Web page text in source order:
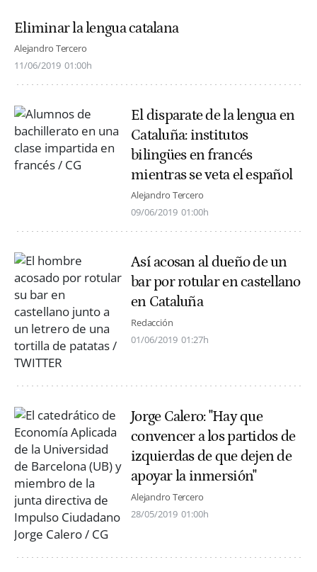
Eliminar la lengua catalana
Alejandro Tercero
11/06/2019 01:00h
El disparate de la lengua en
Cataluña: institutos
bilingües en francés
mientras se veta el español
Alejandro Tercero
09/06/2019 01:00h
Así acosan al dueño de un
bar por rotular en castellano
en Cataluña
Redacción
01/06/2019 01:27h
Jorge Calero: "Hay que
convencer a los partidos de
izquierdas de que dejen de
apoyar la inmersión"
Alejandro Tercero
28/05/2019 01:00h